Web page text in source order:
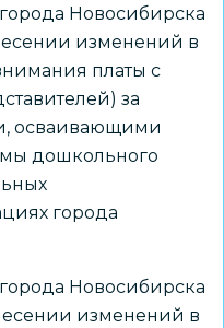
Новосибирска
изменений в
платы с
за
осваивающими
дошкольного
города
Новосибирска
изменений в